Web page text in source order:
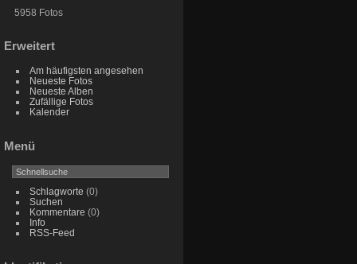
5958 Fotos
Erweitert
Am häufigsten angesehen
Neueste Fotos
Neueste Alben
Zufällige Fotos
Kalender
Menü
Schlagworte (0)
Suchen
Kommentare (0)
Info
RSS-Feed